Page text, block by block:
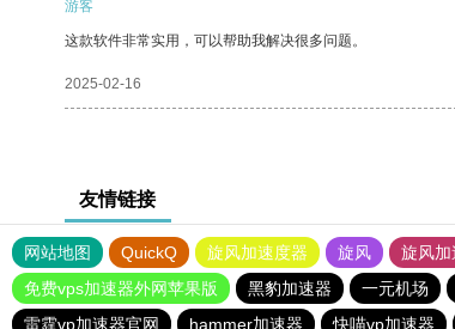
游客
这款软件非常实用，可以帮助我解决很多问题。
2025-02-16
友情链接
网站地图 QuickQ 旋风加速度器 旋风 旋风加
免费vps加速器外网苹果版
黑豹加速器 一元机场
雷霆vp加速器官网
hammer加速器 快喵vp加速器